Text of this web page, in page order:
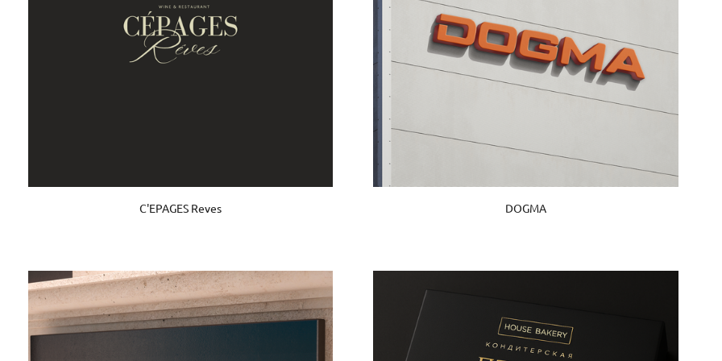
C'EPAGES Reves DOGMA